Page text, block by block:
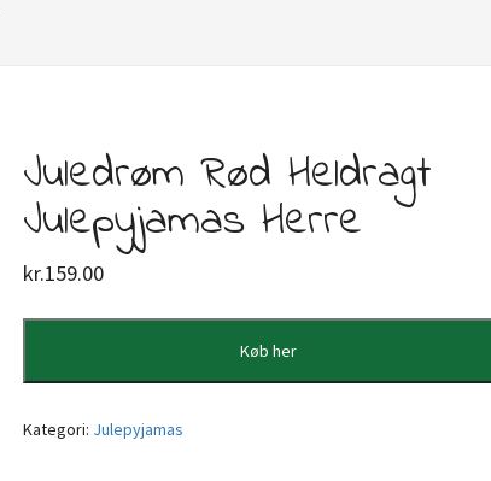
Juledrøm Rød Heldragt
Julepyjamas Herre
kr.159.00
Køb her
Kategori: Julepyjamas